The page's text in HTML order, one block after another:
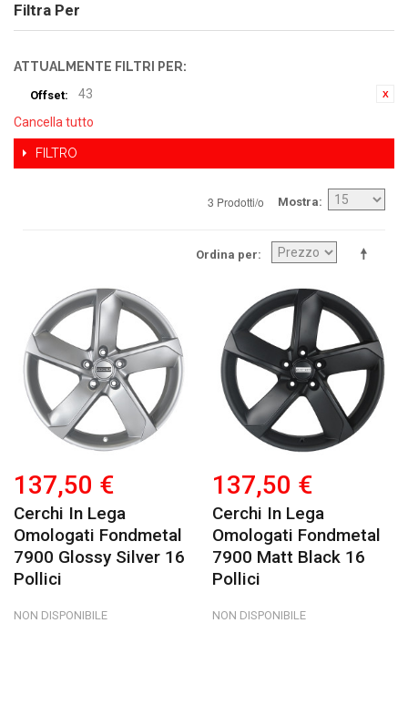
Filtra Per
ATTUALMENTE FILTRI PER:
Offset:
43
Cancella tutto
FILTRO
3 Prodotti/o Mostra
Ordina per
137,50 €
Cerchi In Lega
Omologati Fondmetal
7900 Glossy Silver 16
Pollici
NON DISPONIBILE
137,50 €
Cerchi In Lega
Omologati Fondmetal
7900 Matt Black 16
Pollici
NON DISPONIBILE